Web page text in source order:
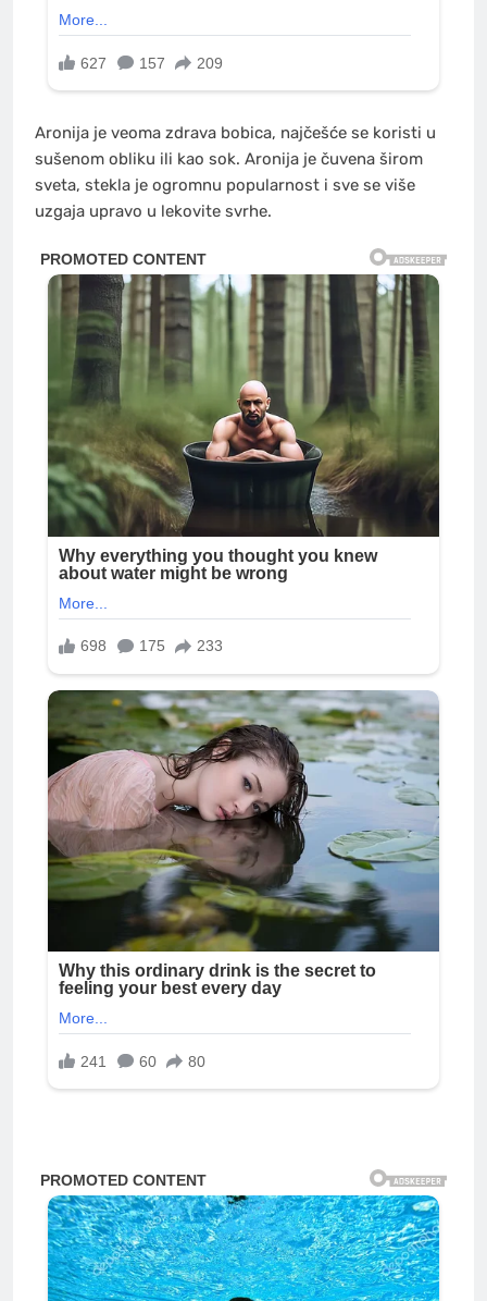
Aronija je veoma zdrava bobica, najčešće se koristi u
sušenom obliku ili kao sok. Aronija je čuvena širom
sveta, stekla je ogromnu popularnost i sve se više
uzgaja upravo u lekovite svrhe.